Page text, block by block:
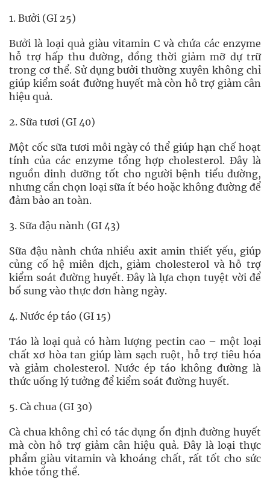
1. Bưởi (GI 25)
Bưởi là loại quả giàu vitamin C và chứa các enzyme
hỗ trợ hấp thu đường, đồng thời giảm mỡ dự trữ
trong cơ thể. Sử dụng bưởi thường xuyên không chỉ
giúp kiểm soát đường huyết mà còn hỗ trợ giảm cân
hiệu quả.
2. Sữa tươi (GI 40)
Một cốc sữa tươi mỗi ngày có thể giúp hạn chế hoạt
tính của các enzyme tổng hợp cholesterol. Đây là
nguồn dinh dưỡng tốt cho người bệnh tiểu đường,
nhưng cần chọn loại sữa ít béo hoặc không đường để
đảm bảo an toàn.
3. Sữa đậu nành (GI 43)
Sữa đậu nành chứa nhiều axit amin thiết yếu, giúp
củng cố hệ miễn dịch, giảm cholesterol và hỗ trợ
kiểm soát đường huyết. Đây là lựa chọn tuyệt vời để
bổ sung vào thực đơn hàng ngày.
4. Nước ép táo (GI 15)
Táo là loại quả có hàm lượng pectin cao – một loại
chất xơ hòa tan giúp làm sạch ruột, hỗ trợ tiêu hóa
và giảm cholesterol. Nước ép táo không đường là
thức uống lý tưởng để kiểm soát đường huyết.
5. Cà chua (GI 30)
Cà chua không chỉ có tác dụng ổn định đường huyết
mà còn hỗ trợ giảm cân hiệu quả. Đây là loại thực
phẩm giàu vitamin và khoáng chất, rất tốt cho sức
khỏe tổng thể.